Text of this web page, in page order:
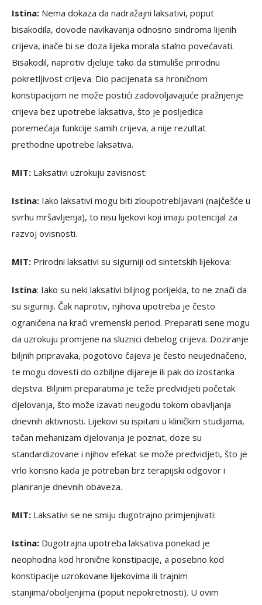
Istina: Nema dokaza da nadražajni laksativi, poput
bisakodila, dovode navikavanja odnosno sindroma lijenih
crijeva, inače bi se doza lijeka morala stalno povećavati.
Bisakodil, naprotiv djeluje tako da stimuliše prirodnu
pokretljivost crijeva. Dio pacijenata sa hroničnom
konstipacijom ne može postići zadovoljavajuće pražnjenje
crijeva bez upotrebe laksativa, što je posljedica
poremećaja funkcije samih crijeva, a nije rezultat
prethodne upotrebe laksativa.
MIT: Laksativi uzrokuju zavisnost:
Istina: Iako laksativi mogu biti zloupotrebljavani (najčešće u
svrhu mršavljenja), to nisu lijekovi koji imaju potencijal za
razvoj ovisnosti.
MIT: Prirodni laksativi su sigurniji od sintetskih lijekova:
Istina: Iako su neki laksativi biljnog porijekla, to ne znači da
su sigurniji. Čak naprotiv, njihova upotreba je često
ograničena na kraći vremenski period. Preparati sene mogu
da uzrokuju promjene na sluznici debelog crijeva. Doziranje
biljnih pripravaka, pogotovo čajeva je često neujednačeno,
te mogu dovesti do ozbiljne dijareje ili pak do izostanka
dejstva. Biljnim preparatima je teže predvidjeti početak
djelovanja, što može izavati neugodu tokom obavljanja
dnevnih aktivnosti. Lijekovi su ispitani u kliničkim studijama,
tačan mehanizam djelovanja je poznat, doze su
standardizovane i njihov efekat se može predvidjeti, što je
vrlo korisno kada je potreban brz terapijski odgovor i
planiranje dnevnih obaveza.
MIT: Laksativi se ne smiju dugotrajno primjenjivati:
Istina: Dugotrajna upotreba laksativa ponekad je
neophodna kod hronične konstipacije, a posebno kod
konstipacije uzrokovane lijekovima ili trajnim
stanjima/oboljenjima (poput nepokretnosti). U ovim